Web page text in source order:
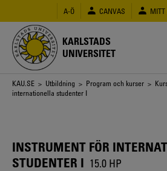
huvudinnehåll
A-Ö CANVAS MITT
KARLSTADS
UNIVERSITET
Länkstig
KAU.SE > Utbildning > Program och kurser >
internationella studenter I
INSTRUMENT FÖR
STUDENTER I 15.0 HP